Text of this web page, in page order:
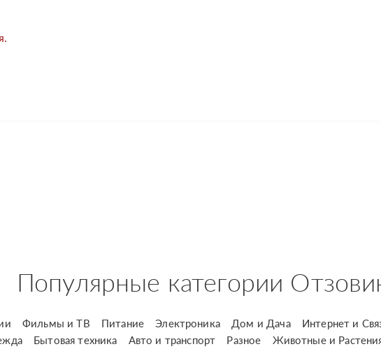
Популярные категории
Фильмы и ТВ Питание Электроника Дом и Дача Интернет и
Бытовая техника Авто и транспорт Разное Животные и